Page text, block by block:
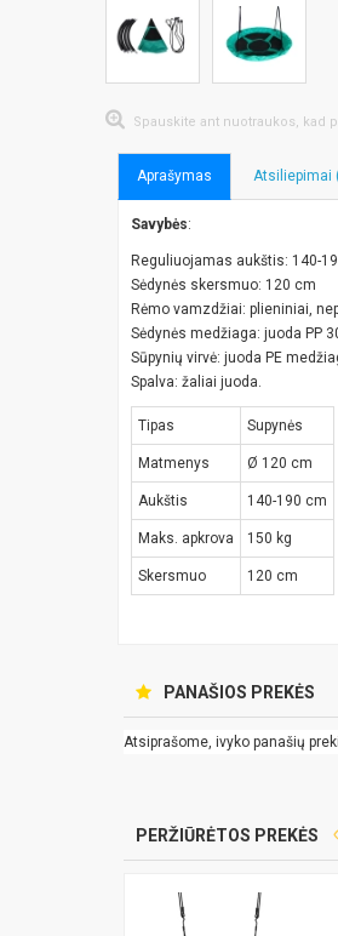
Spauskite ant nuotraukos, kad
Aprašymas Atsiliepimai
Savybės:
Reguliuojamas aukštis: 140-
Sėdynės skersmuo: 120 cm
Rėmo vamzdžiai: plieniniai,
Sėdynės medžiaga: juoda PP
Sūpynių virvė: juoda PE
Spalva: žaliai juoda.
Tipas Supynės
Matmenys Ø 120 cm
Aukštis 140-190 cm
Maks. apkrova 150 kg
Skersmuo 120 cm
PANAŠIOS PREKĖS
Atsiprašome, ivyko panašių
PERŽIŪRĖTOS PREKĖS